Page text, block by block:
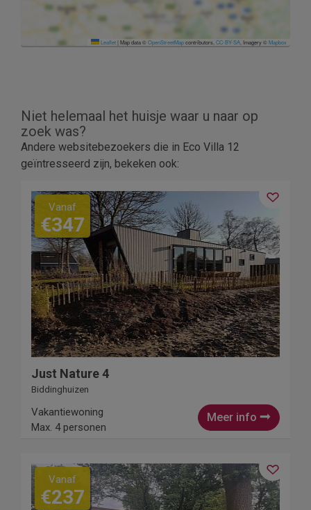
Leaflet|Map data ©OpenStreetMapcontributors,CC-BY-SA, Imagery ©Mapbox
Niet helemaal het huisje waar u naar op
zoek was?
Andere websitebezoekers die in Eco Villa 12
geïntresseerd zijn, bekeken ook:
Vanaf
€347
Just Nature 4
Biddinghuizen
Meer info
Vakantiewoning
Max. 4 personen
Vanaf
€237